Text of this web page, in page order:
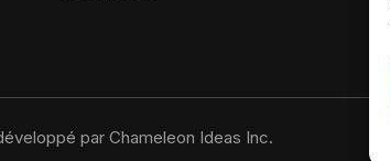
par Chameleon Ideas Inc.